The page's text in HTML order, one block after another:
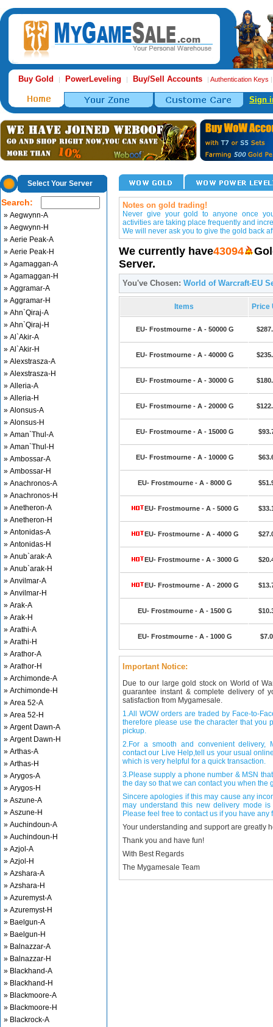
Buy Gold | PowerLeveling | Buy/Sell Accounts | Authentication Keys
Sign
Select Your Server
Search:
» Aegwynn-A
» Aegwynn-H
» Aerie Peak-A
» Aerie Peak-H
» Agamaggan-A
» Agamaggan-H
» Aggramar-A
» Aggramar-H
» Ahn`Qiraj-A
» Ahn`Qiraj-H
» Al`Akir-A
» Al`Akir-H
» Alexstrasza-A
» Alexstrasza-H
» Alleria-A
» Alleria-H
» Alonsus-A
» Alonsus-H
» Aman`Thul-A
» Aman`Thul-H
» Ambossar-A
» Ambossar-H
» Anachronos-A
» Anachronos-H
» Anetheron-A
» Anetheron-H
» Antonidas-A
» Antonidas-H
» Anub`arak-A
» Anub`arak-H
» Anvilmar-A
» Anvilmar-H
» Arak-A
» Arak-H
» Arathi-A
» Arathi-H
» Arathor-A
» Arathor-H
» Archimonde-A
» Archimonde-H
» Area 52-A
» Area 52-H
» Argent Dawn-A
» Argent Dawn-H
» Arthas-A
» Arthas-H
» Arygos-A
» Arygos-H
» Aszune-A
» Aszune-H
» Auchindoun-A
» Auchindoun-H
» Azjol-A
» Azjol-H
» Azshara-A
» Azshara-H
» Azuremyst-A
» Azuremyst-H
» Baelgun-A
» Baelgun-H
» Balnazzar-A
» Balnazzar-H
» Blackhand-A
» Blackhand-H
» Blackmoore-A
» Blackmoore-H
» Blackrock-A
Notes on gold trading!
Never give your gold to anyone once
activities are taking place frequently and
We will never ask you to give the gold back
We currently have43094
Server.
You've Chosen: World of Warcraft-EU
Items Price
EU- Frostmourne - A - 50000 G
EU- Frostmourne - A - 40000 G
EU- Frostmourne - A - 30000 G
EU- Frostmourne - A - 20000 G
EU- Frostmourne - A - 15000 G
EU- Frostmourne - A - 10000 G
EU- Frostmourne - A - 8000 G
EU- Frostmourne - A - 5000 G
EU- Frostmourne - A - 4000 G
EU- Frostmourne - A - 3000 G
EU- Frostmourne - A - 2000 G
EU- Frostmourne - A - 1500 G
EU- Frostmourne - A - 1000 G
Important Notice:
Due to our large gold stock on World of
guarantee instant & complete delivery of
satisfaction from Mygamesale.
1.All WOW orders are traded by Face-to-
therefore please use the character that you
pickup.
2.For a smooth and convenient delivery,
contact our Live Help,tell us your usual
which is very helpful for a quick transaction.
3.Please supply a phone number & MSN
the day so that we can contact you when the
Sincere apologies if this may cause any
may understand this new delivery mode
Please feel free to contact us if you have any
Your understanding and support are greatly
Thank you and have fun!
With Best Regards
The Mygamesale Team